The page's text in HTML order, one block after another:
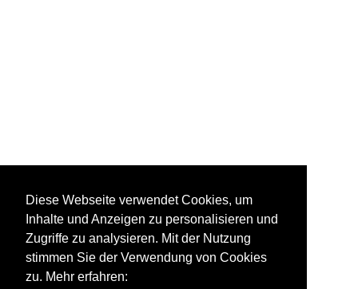
Diese Webseite verwendet Cookies, um
Inhalte und Anzeigen zu personalisieren und
Zugriffe zu analysieren. Mit der Nutzung
stimmen Sie der Verwendung von Cookies
zu. Mehr erfahren: